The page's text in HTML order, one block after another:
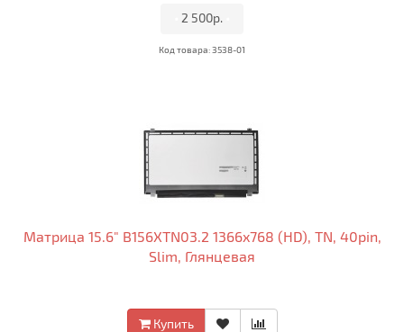
2 500р.
Код товара: 3538-01
Матрица 15.6" B156XTN03.2 1366x768 (HD), TN, 40pin,
Slim, Глянцевая
Купить